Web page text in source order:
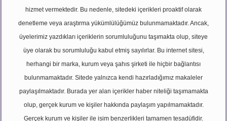
hizmet vermektedir. Bu nedenle, sitedeki içerikleri proaktif olarak
denetleme veya araştırma yükümlülüğümüz bulunmamaktadır. Ancak,
üyelerimiz yazdıkları içeriklerin sorumluluğunu taşımakta olup, siteye
üye olarak bu sorumluluğu kabul etmiş sayılırlar. Bu internet sitesi,
herhangi bir marka, kurum veya şahıs şirketi ile hiçbir bağlantısı
bulunmamaktadır. Sitede yalnızca kendi hazırladığımız makaleler
paylaşılmaktadır. Burada yer alan içerikler haber niteliği taşımamakta
olup, gerçek kurum ve kişiler hakkında paylaşım yapılmamaktadır.
Gerçek kurum ve kişiler ile isim benzerlikleri tamamen tesadüfidir.